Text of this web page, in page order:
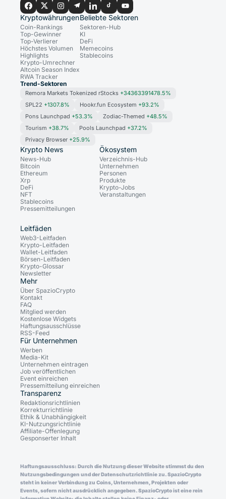
Kryptowährungen
Coin-Rankings
Top-Gewinner
Top-Verlierer
Höchstes Volumen
Highlights
Krypto-Umrechner
Altcoin Season Index
RWA Tracker
Beliebte Sektoren
Sektoren-Hub
KI
DeFi
Memecoins
Stablecoins
Trend-Sektoren
Remora Markets Tokenized rStocks +34363391478.5%
SPL22 +1307.8% Hookr.fun Ecosystem +93.2%
Pons Launchpad +53.3% Zodiac-Themed +48.5%
Tourism +38.7% Pools Launchpad +37.2%
Privacy Browser +25.9%
Krypto News
News-Hub
Bitcoin
Ethereum
Xrp
DeFi
NFT
Stablecoins
Pressemitteilungen
Ökosystem
Verzeichnis-Hub
Unternehmen
Personen
Produkte
Krypto-Jobs
Veranstaltungen
Leitfäden
Web3-Leitfaden
Krypto-Leitfaden
Wallet-Leitfaden
Börsen-Leitfaden
Krypto-Glossar
Newsletter
Mehr
Über SpazioCrypto
Kontakt
FAQ
Mitglied werden
Kostenlose Widgets
Haftungsausschlüsse
RSS-Feed
Für Unternehmen
Werben
Media-Kit
Unternehmen eintragen
Job veröffentlichen
Event einreichen
Pressemitteilung einreichen
Transparenz
Redaktionsrichtlinien
Korrekturrichtlinie
Ethik & Unabhängigkeit
KI-Nutzungsrichtlinie
Affiliate-Offenlegung
Gesponserter Inhalt
Haftungsausschluss: Durch die Nutzung dieser Website stimmst du den
Nutzungsbedingungen und der Datenschutzrichtlinie zu. SpazioCrypto
steht in keiner Verbindung zu Coins, Unternehmen, Projekten oder
Events, sofern nicht ausdrücklich angegeben. SpazioCrypto ist eine rein